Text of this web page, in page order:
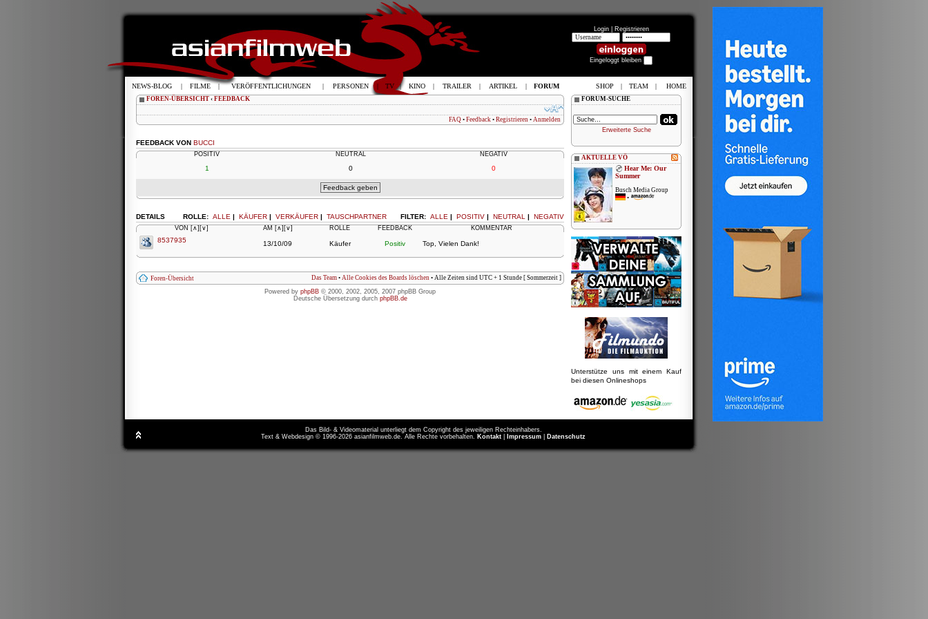
Login | Registrieren
Eingeloggt bleiben
FOREN-ÜBERSICHT ‹ FEEDBACK
FAQ • Feedback • Registrieren • Anmelden
FEEDBACK VON BUCCI
POSITIV NEUTRAL NEGATIV
1 0 0
FILTER: ALLE | POSITIV | NEUTRAL | NEGATIV
ROLLE: ALLE | KÄUFER | VERKÄUFER | TAUSCHPARTNER
DETAILS
VON [∧] [∨] AM [∧] [∨] ROLLE FEEDBACK KOMMENTAR
8537935 13/10/09 Käufer Positiv Top, Vielen Dank!
Foren-Übersicht Das Team • Alle Cookies des Boards löschen • Alle Zeiten sind UTC + 1 Stunde [ Sommerzeit ]
Powered by phpBB © 2000, 2002, 2005, 2007 phpBB Group
Deutsche Übersetzung durch phpBB.de
FORUM-SUCHE
Erweiterte Suche
AKTUELLE VÖ
Hear Me: Our
Summer
Busch Media Group
•
Unterstütze uns mit einem Kauf
bei diesen Onlineshops
Das Bild- & Videomaterial unterliegt dem Copyright des jeweiligen Rechteinhabers.
Text & Webdesign © 1996-2026 asianfilmweb.de. Alle Rechte vorbehalten. Kontakt Impressum Datenschutz
NEWS-BLOG | FILME | VERÖFFENTLICHUNGEN | PERSONEN | TV | KINO | TRAILER | ARTIKEL | FORUM SHOP | TEAM | HOME